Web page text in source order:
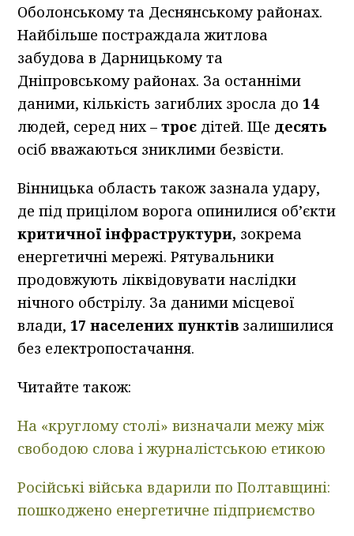
Оболонському та Деснянському районах.
Найбільше постраждала житлова
забудова в Дарницькому та
Дніпровському районах. За останніми
даними, кількість загиблих зросла до14
людей, серед них –троє дітей. Ще десять
осіб вважаються зниклими безвісти.
Вінницька область також зазнала удару,
де під прицілом ворога опинилися об’єкти
критичної інфраструктури, зокрема
енергетичні мережі. Рятувальники
продовжують ліквідовувати наслідки
нічного обстрілу. За даними місцевої
влади,17 населених пунктів залишилися
без електропостачання.
Читайте також:
На «круглому столі» визначали межу між
свободою слова і журналістською етикою
Російські війська вдарили по Полтавщині:
пошкоджено енергетичне підприємство